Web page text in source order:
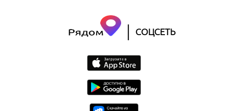
| СОЦСЕТЬ